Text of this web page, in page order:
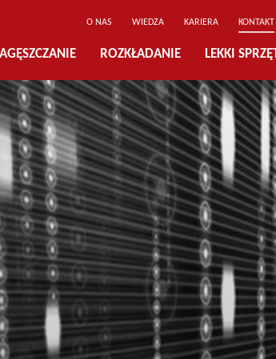
O NAS WIEDZA KARIERA KONTAKT
ROZKŁADANIE LEKKI